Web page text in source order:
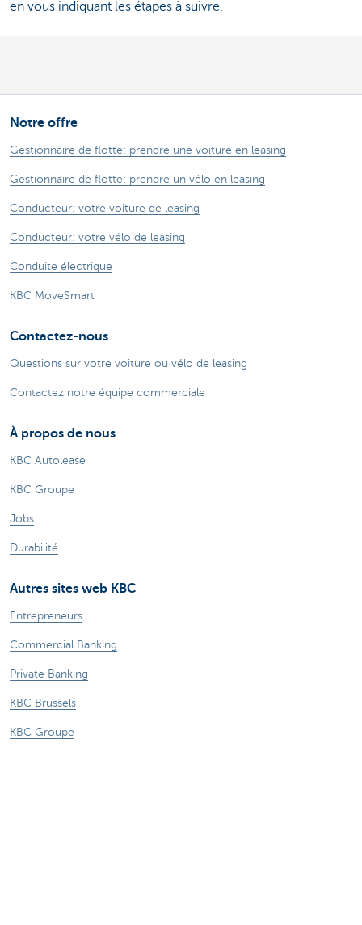
en vous indiquant les étapes à suivre.
Notre offre
Gestionnaire de flotte: prendre une voiture en leasing
Gestionnaire de flotte: prendre un vélo en leasing
Conducteur: votre voiture de leasing
Conducteur: votre vélo de leasing
Conduite électrique
KBC MoveSmart
Contactez-nous
Questions sur votre voiture ou vélo de leasing
Contactez notre équipe commerciale
À propos de nous
KBC Autolease
KBC Groupe
Jobs
Durabilité
Autres sites web KBC
Entrepreneurs
Commercial Banking
Private Banking
KBC Brussels
KBC Groupe